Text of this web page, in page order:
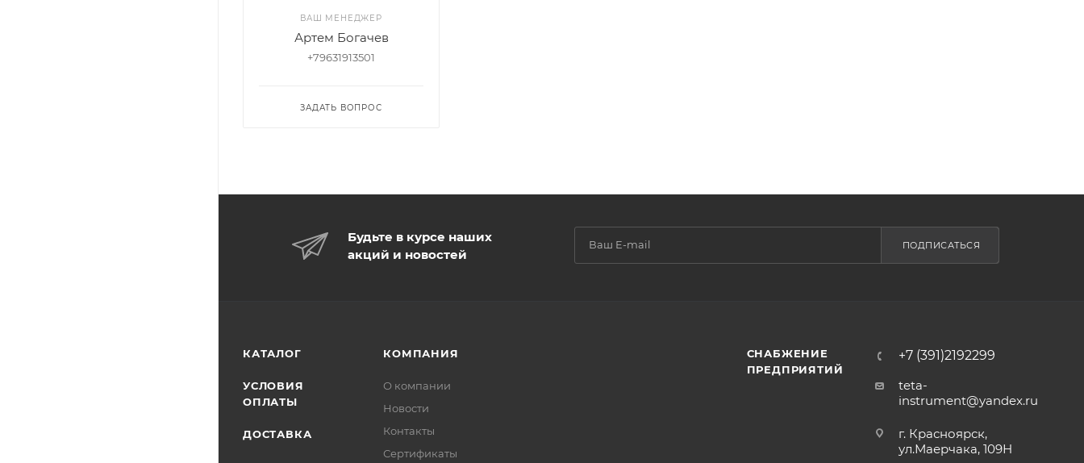
ВАШ МЕНЕДЖЕР
Артем Богачев
+79631913501
ЗАДАТЬ ВОПРОС
Будьте в курсе наших
акций и новостей
ПОДПИСАТЬСЯ
КАТАЛОГ
УСЛОВИЯ
ОПЛАТЫ
ДОСТАВКА
КОМПАНИЯ
О компании
Новости
Контакты
Сертификаты
СНАБЖЕНИЕ
ПРЕДПРИЯТИЙ
+7 (391)2192299
teta-
instrument@yandex.ru
г. Красноярск,
ул.Маерчака, 109Н